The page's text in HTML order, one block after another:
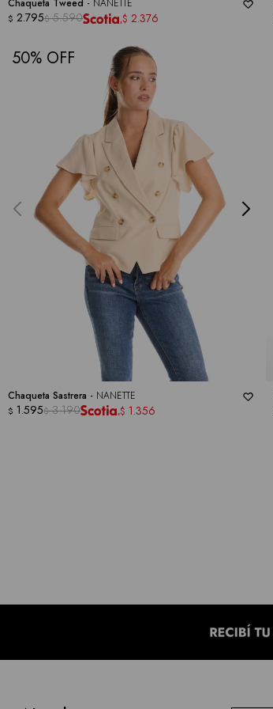
Chaqueta Tweed - NANETTE
$ 2.795$ 5.590 $ 2.376
50
Chaqueta Sastrera - NANETTE
$ 1.595$ 3.190 $ 1.356